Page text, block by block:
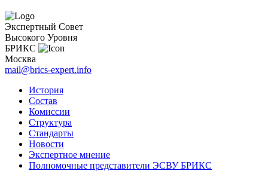
Экспертный Совет
Высокого Уровня
БРИКС
Москва
mail@brics-expert.info
История
Состав
Комиссии
Структура
Стандарты
Новости
Экспертное мнение
Полномочные представители ЭСВУ БРИКС